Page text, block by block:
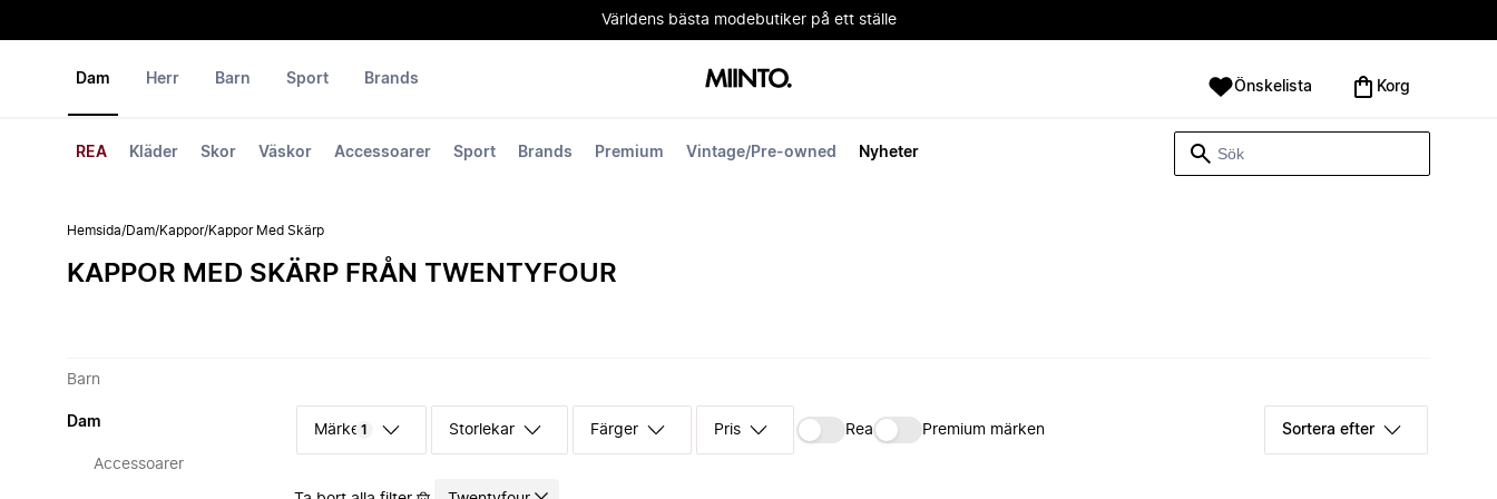
Världens bästa modebutiker på ett ställe
Dam
REA Kläder Skor Väskor Accessoarer Sport Brands Premium Vintage/Pre-owned Nyheter
Herr Barn Sport Brands Önskelista Korg
Hemsida/Dam/Kappor/Kappor Med Skärp
KAPPOR MED SKÄRP FRÅN TWENTYFOUR
Barn
Dam
Accessoarer
Märke 1 Storlekar Färger Pris Rea Premium märken Sortera efter